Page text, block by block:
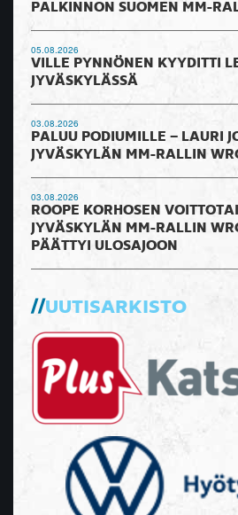
PALKINNON SUOMEN MM-
05.08.2026
VILLE PYNNÖNEN KYYDITTI
JYVÄSKYLÄSSÄ
03.08.2026
PALUU PODIUMILLE – LAURI
JYVÄSKYLÄN MM-RALLIN
03.08.2026
ROOPE KORHOSEN
JYVÄSKYLÄN MM-RALLIN
PÄÄTTYI ULOSAJOON
UUTISARKISTO